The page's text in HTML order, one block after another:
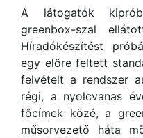
A látogatók
greenbox-szal
Híradókészítést
egy előre feltett
felvételt a rendszer
régi, a nyolcvanas
főcímek közé, a
műsorvezető háta